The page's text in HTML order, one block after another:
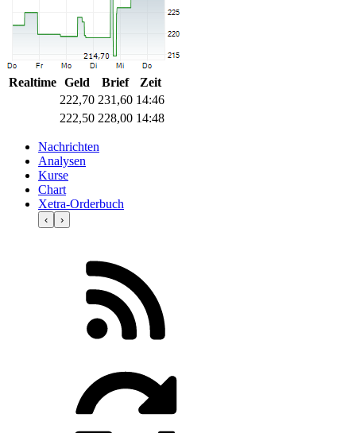
Realtime Geld Brief
Zeit
222,70 231,60 14:46
222,50 228,00 14:48
Nachrichten
Analysen
Kurse
Chart
Xetra-Orderbuch
‹ ›